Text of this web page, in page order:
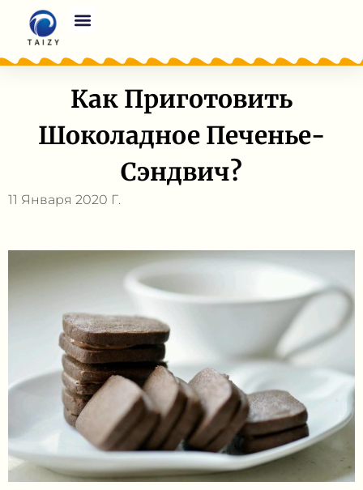
Как Приготовить
Шоколадное Печенье-
Сэндвич?
11 Января 2020 Г.